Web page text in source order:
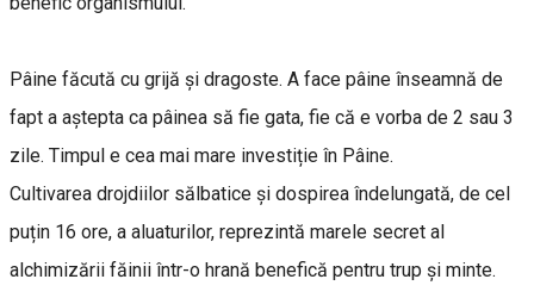
Pâine făcută cu grijă și dragoste. A face pâine înseamnă de
fapt a aștepta ca pâinea să fie gata, fie că e vorba de 2 sau 3
zile. Timpul e cea mai mare investiție în Pâine.
Cultivarea drojdiilor sălbatice și dospirea îndelungată, de cel
puțin 16 ore, a aluaturilor, reprezintă marele secret al
alchimizării făinii într-o hrană benefică pentru trup și minte.